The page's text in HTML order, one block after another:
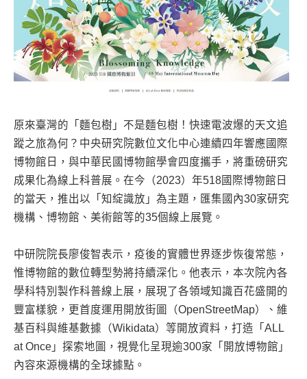
原來臺灣的「麵包樹」不是麵包樹！快速電波爆的天文追
蹤之旅為何？中央研究院數位文化中心連續四年響應國際
博物館日，與中華民國博物館學會四度攜手，將重磅研究
成果化為線上科普展。在今（2023）年518國際博物館日
的當天，推出以「知綻識放」為主題，匯集國內30家研究
機構、博物館、美術館等的35個線上展覽。
中研院院長廖俊智表示，疫後的實體世界逐步恢復常態，
惟博物館的數位轉型勢將持續深化。他表示，本次院內各
學科特別製作科普線上展，展現了各領域知識百花盛開的
豐富樣貌，更首度運用開放街圖（OpenStreetMap）、維
基百科與維基數據（Wikidata）等開放資料，打造「ALL
at Once」探索地圖，視覺化呈現逾300家「開放博物館」
內容來源機構的全球據點。